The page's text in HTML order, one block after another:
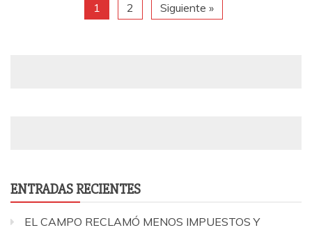
1 2 Siguiente »
ENTRADAS RECIENTES
EL CAMPO RECLAMÓ MENOS IMPUESTOS Y